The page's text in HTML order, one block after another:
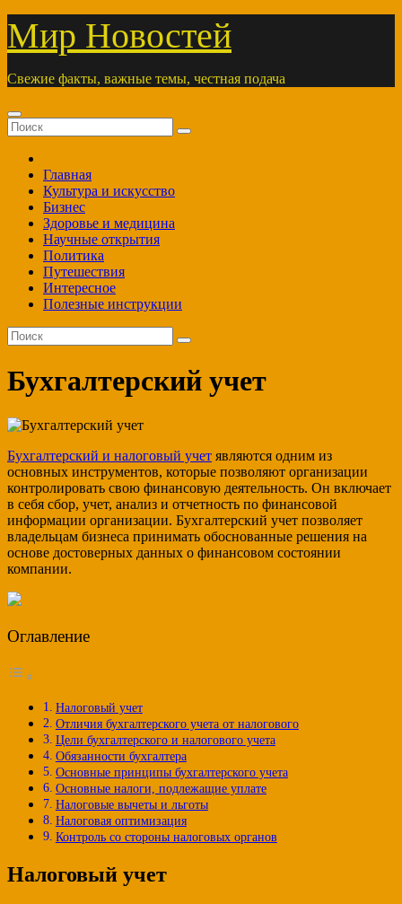
Перейти
содержимому
Мир Новостей
Свежие факты, важные темы, честная подача
Главная
Культура и искусство
Бизнес
Здоровье и медицина
Научные открытия
Политика
Путешествия
Интересное
Полезные инструкции
Бухгалтерский учет
Бухгалтерский и налоговый учет являются одним из
основных инструментов, которые позволяют организации
контролировать свою финансовую деятельность. Он включает
в себя сбор, учет, анализ и отчетность по финансовой
информации организации. Бухгалтерский учет позволяет
владельцам бизнеса принимать обоснованные решения на
основе достоверных данных о финансовом состоянии
компании.
Оглавление
Налоговый учет
Отличия бухгалтерского учета от налогового
Цели бухгалтерского и налогового учета
Обязанности бухгалтера
Основные принципы бухгалтерского учета
Основные налоги, подлежащие уплате
Налоговые вычеты и льготы
Налоговая оптимизация
Контроль со стороны налоговых органов
Налоговый учет